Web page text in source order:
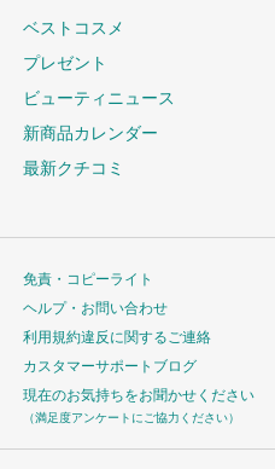
ベストコスメ
プレゼント
ビューティニュース
新商品カレンダー
最新クチコミ
免責・コピーライト
ヘルプ・お問い合わせ
利用規約違反に関するご連絡
カスタマーサポートブログ
現在のお気持ちをお聞かせください
（満足度アンケートにご協力ください）